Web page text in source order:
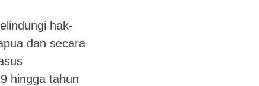
hak-
dan secara
hingga tahun